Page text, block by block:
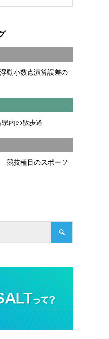
動小数点演算誤差の
内の散歩道
競技種目のスポーツ